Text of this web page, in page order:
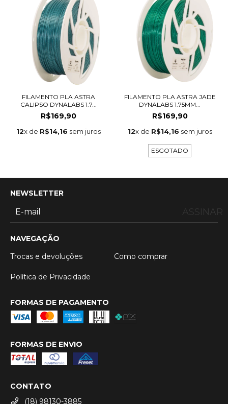
FILAMENTO PLA ASTRA
CALIPSO DYNALABS 1.7...
R$169,90
12x de R$14,16 sem juros
FILAMENTO PLA ASTRA JADE
DYNALABS 1.75MM...
R$169,90
12x de R$14,16 sem juros
ESGOTADO
NEWSLETTER
ASSINAR
NAVEGAÇÃO
Trocas e devoluções
Como comprar
Política de Privacidade
FORMAS DE PAGAMENTO
FORMAS DE ENVIO
CONTATO
(18) 98130-3885